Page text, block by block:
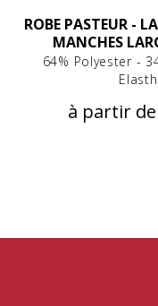
ROBE PASTEUR -
MANCHES
64% Polyester -
à partir de